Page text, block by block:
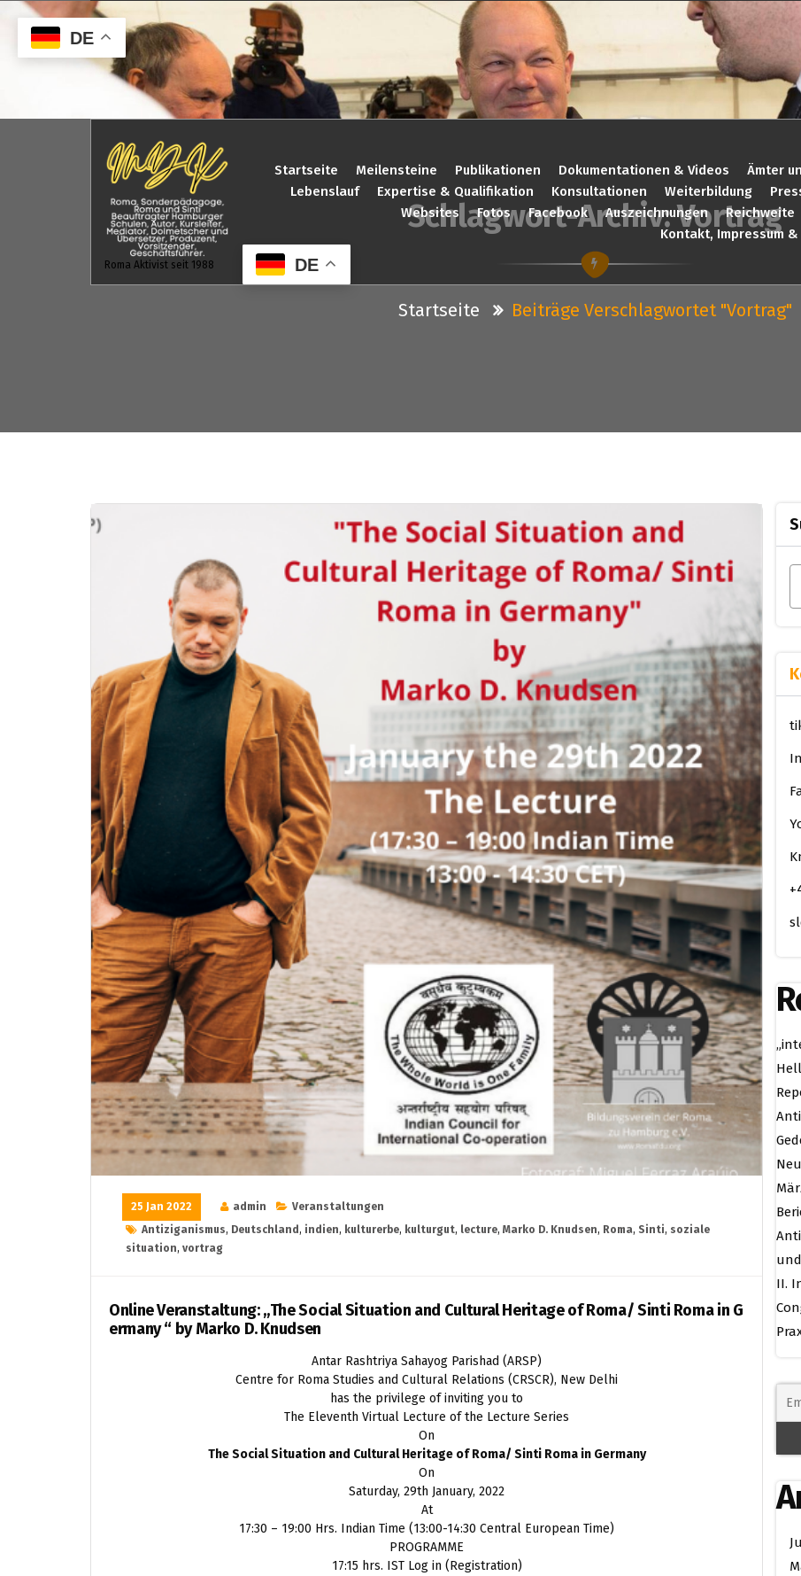
Zum
Inhalt
springen
Roma Aktivist seit 1988
Startseite Meilensteine Publikationen Dokumentationen & Videos
Ämter
Lebenslauf
Expertise & Qualifikation Konsultationen Weiterbildung
Websites
Fotos Facebook Auszeichnungen Reichweite
Kontakt, Impressum
DE
Schlagwort-Archiv: Vortrag
Startseite Beiträge Verschlagwortet "vortrag"
25 Jan 2022 admin
Veranstaltungen
Antiziganismus, Deutschland , indien, kulturerbe, kulturgut, lecture, Marko D. Knudsen, Roma, Sinti, soziale
situation, vortrag
Online Veranstaltung: „The Social Situation and Cultural Heritage of Roma/ Sinti Roma in G
ermany “ by Marko D. Knudsen
Antar Rashtriya Sahayog Parishad (ARSP)
Centre for Roma Studies and Cultural Relations (CRSCR), New Delhi
has the privilege of inviting you to
The Eleventh Virtual Lecture of the Lecture Series
On
The Social Situation and Cultural Heritage of Roma/ Sinti Roma in Germany
On
Saturday, 29th January, 2022
At
17:30 – 19:00 Hrs. Indian Time (13:00-14:30 Central European Time)
PROGRAMME
17:15 hrs. IST Log in (Registration)
II.
DE